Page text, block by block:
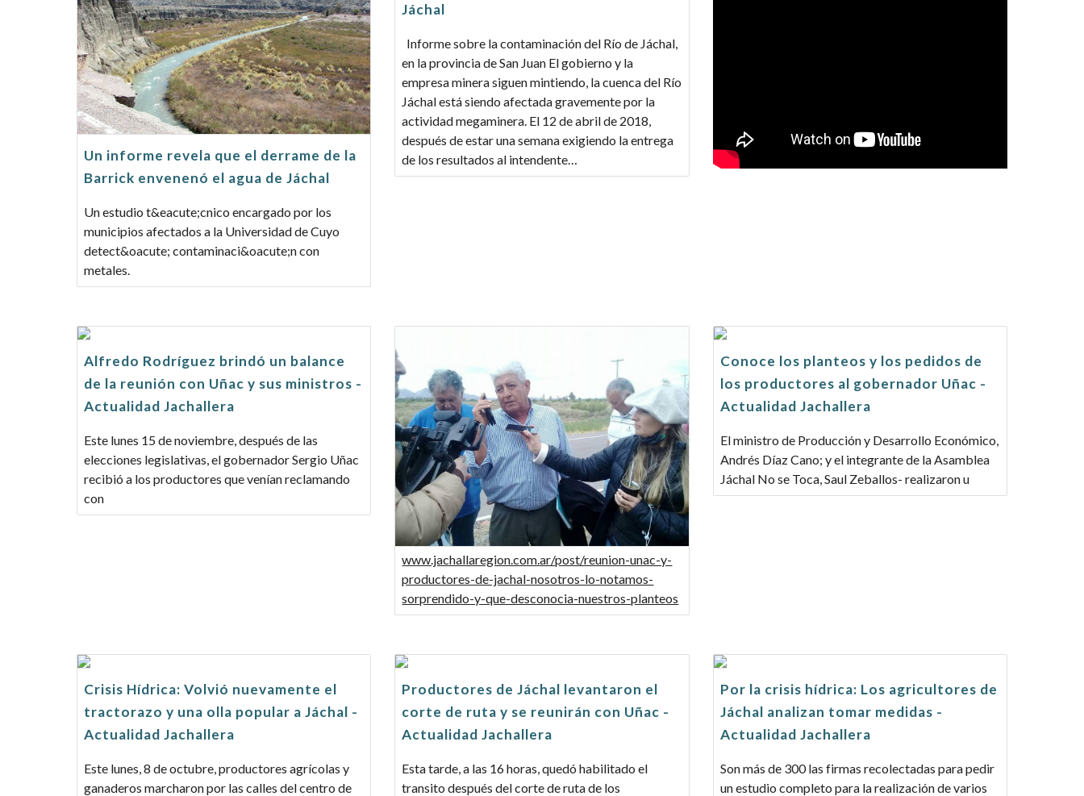
Un informe revela que el derrame de la
Barrick envenenó el agua de Jáchal
Un estudio t&eacute;cnico encargado por los
municipios afectados a la Universidad de Cuyo
detect&oacute; contaminaci&oacute;n con
metales.
Jáchal
Informe sobre la contaminación del Río de Jáchal,
en la provincia de San Juan El gobierno y la
empresa minera siguen mintiendo, la cuenca del Río
Jáchal está siendo afectada gravemente por la
actividad megaminera. El 12 de abril de 2018,
después de estar una semana exigiendo la entrega
de los resultados al intendente…
Alfredo Rodríguez brindó un balance
de la reunión con Uñac y sus ministros -
Actualidad Jachallera
Este lunes 15 de noviembre, después de las
elecciones legislativas, el gobernador Sergio Uñac
recibió a los productores que venían reclamando
con
www.jachallaregion.com.ar/post/reunion-unac-y-
productores-de-jachal-nosotros-lo-notamos-
sorprendido-y-que-desconocia-nuestros-planteos
Conoce los planteos y los pedidos de
los productores al gobernador Uñac -
Actualidad Jachallera
El ministro de Producción y Desarrollo Económico,
Andrés Díaz Cano; y el integrante de la Asamblea
Jáchal No se Toca, Saul Zeballos- realizaron u
Crisis Hídrica: Volvió nuevamente el
tractorazo y una olla popular a Jáchal -
Actualidad Jachallera
Este lunes, 8 de octubre, productores agrícolas y
ganaderos marcharon por las calles del centro de
Productores de Jáchal levantaron el
corte de ruta y se reunirán con Uñac -
Actualidad Jachallera
Esta tarde, a las 16 horas, quedó habilitado el
transito después del corte de ruta de los
Por la crisis hídrica: Los agricultores de
Jáchal analizan tomar medidas -
Actualidad Jachallera
Son más de 300 las firmas recolectadas para pedir
un estudio completo para la realización de varios